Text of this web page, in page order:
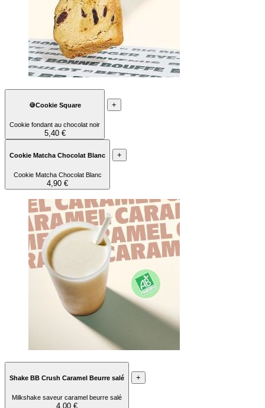
🍪Cookie Square
Cookie fondant au chocolat noir
5,40 €
+
Cookie Matcha Chocolat Blanc
Cookie Matcha Chocolat Blanc
4,90 €
+
Shake BB Crush Caramel Beurre salé
Milkshake saveur caramel beurre salé
4,00 €
+